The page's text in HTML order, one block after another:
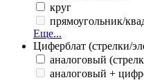
круг
прямоугольник/
Еще...
Циферблат (стрелки/
аналоговый
аналоговый +